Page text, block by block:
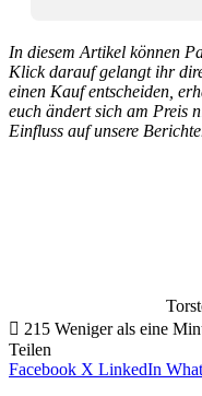
In diesem Artikel können
Klick darauf gelangt ihr
einen Kauf entscheiden,
euch ändert sich am Preis
Einfluss auf unsere
215 Weniger als eine
Teilen
Facebook X LinkedIn